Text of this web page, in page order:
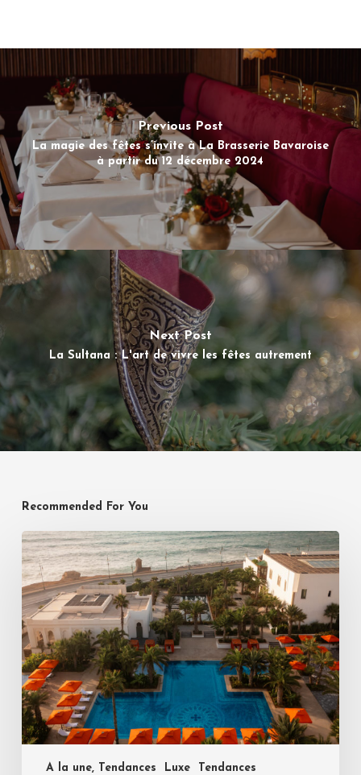
Previous Post
La magie des fêtes s’invite à La Brasserie Bavaroise
à partir du 12 décembre 2024
Next Post
La Sultana : L'art de vivre les fêtes autrement
Recommended For You
A la une, Tendances Luxe Tendances